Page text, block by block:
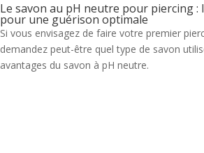
Le savon au pH neutre pour piercing :
pour une guérison optimale
Si vous envisagez de faire votre premier
demandez peut-être quel type de savon
avantages du savon à pH neutre.